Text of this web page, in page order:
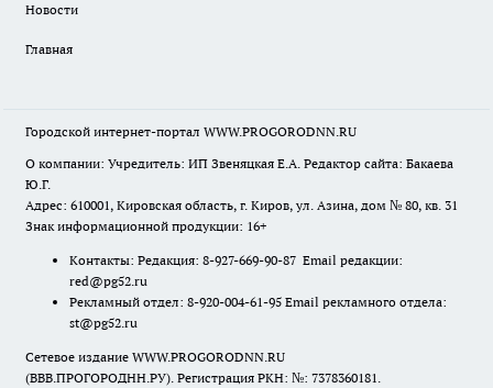
Новости
Главная
Городской интернет-портал WWW.PROGORODNN.RU
О компании: Учредитель: ИП Звеняцкая Е.А. Редактор сайта: Бакаева
Ю.Г.
Адрес: 610001, Кировская область, г. Киров, ул. Азина, дом № 80, кв. 31
Знак информационной продукции: 16+
Контакты: Редакция: 8-927-669-90-87 Email редакции:
red@pg52.ru
Рекламный отдел: 8-920-004-61-95 Email рекламного отдела:
st@pg52.ru
Сетевое издание WWW.PROGORODNN.RU
(ВВВ.ПРОГОРОДНН.РУ). Регистрация РКН: №: 7378360181.